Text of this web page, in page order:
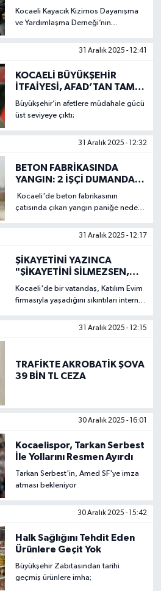
Kocaeli Kayacık Kizirnos Dayanışma
ve Yardımlaşma Derneği’nin
birlik ve beraberlik mesajı çıktı.
31 Aralık 2025 - 12:41
KOCAELİ BÜYÜKŞEHİR
İTFAİYESİ, AFAD’TAN TAM
YETKİ ALDI
Büyükşehir’in afetlere müdahale gücü
üst seviyeye çıktı;
31 Aralık 2025 - 12:32
BETON FABRİKASINDA
YANGIN: 2 İŞÇİ DUMANDAN
ETKİLENDİ
Kocaeli'de beton fabrikasının
çatısında çıkan yangın paniğe neden
31 Aralık 2025 - 12:17
ŞİKAYETİNİ YAZINCA
"ŞİKAYETİNİ SİLMEZSEN,
PARANI ALAMAZSIN"
CEVABINI ALDI
Kocaeli'de bir vatandaş, Katılım Evim
firmasıyla yaşadığını sıkıntıları internet
31 Aralık 2025 - 12:15
TRAFİKTE AKROBATİK ŞOVA
39 BİN TL CEZA
30 Aralık 2025 - 16:01
Kocaelispor, Tarkan Serbest
İle Yollarını Resmen Ayırdı
Tarkan Serbest'in, Amed SF'ye imza
atması bekleniyor
30 Aralık 2025 - 15:42
Halk Sağlığını Tehdit Eden
Ürünlere Geçit Yok
Büyükşehir Zabıtasından tarihi